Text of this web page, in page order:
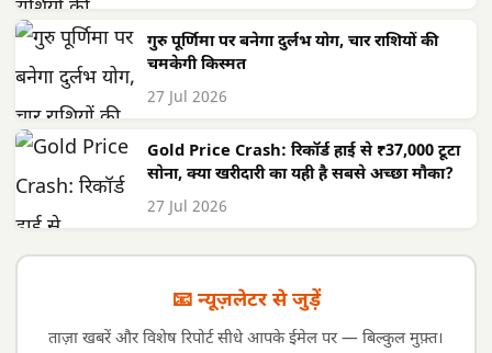
गुरु पूर्णिमा पर बनेगा दुर्लभ योग, चार राशियों की
चमकेगी किस्मत
27 Jul 2026
Gold Price Crash: रिकॉर्ड हाई से ₹37,000 टूटा
सोना, क्या खरीदारी का यही है सबसे अच्छा मौका?
27 Jul 2026
📧 न्यूज़लेटर से जुड़ें
ताज़ा खबरें और विशेष रिपोर्ट सीधे आपके ईमेल पर — बिल्कुल मुफ़्त।